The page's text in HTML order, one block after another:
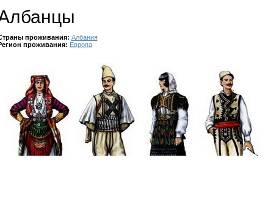
проживания: Албания
проживания: Европа